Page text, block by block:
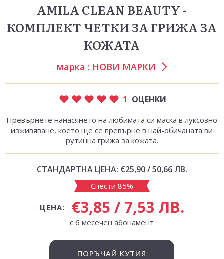
AMILA CLEAN BEAUTY -
КОМПЛЕКТ ЧЕТКИ ЗА ГРИЖА ЗА
КОЖАТА
марка : НОВИ МАРКИ
1 ОЦЕНКИ
Превърнете нанасянето на любимата си маска в луксозно
изживяване, което ще се превърне в най-обичаната ви
рутинна грижа за кожата.
СТАНДАРТНА ЦЕНА: €25,90 / 50,66 ЛВ.
Спести 85%
ЦЕНА: €3,85 / 7,53 ЛВ.
с 6 месечен абонамент
ПОРЪЧАЙ КУТИЯ